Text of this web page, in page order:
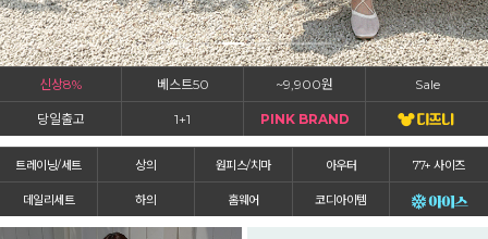
신상8% 베스트50 ~9,900원 Sale
당일출고 1+1 PINK BRAND
트레이닝/세트 상의 원피스/치마 아우터 77+ 사이즈
데일리세트 하의 홈웨어 코디아이템